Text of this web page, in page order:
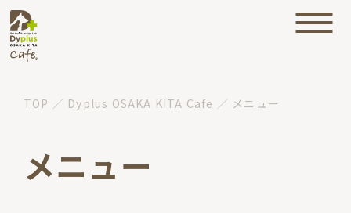
TOP ／ Dyplus OSAKA KITA Cafe ／ メニュー
メニュー